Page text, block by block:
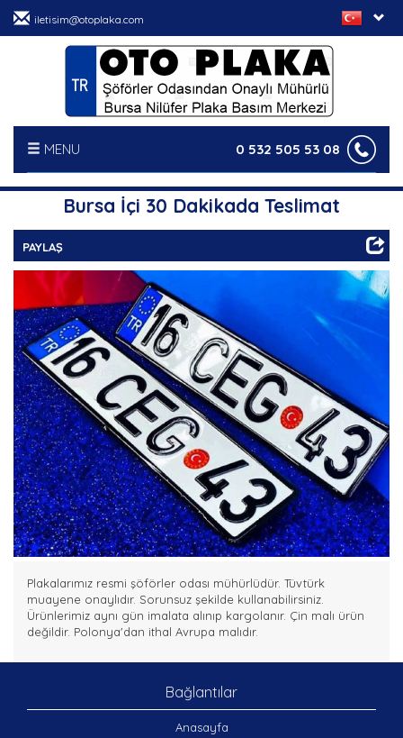
iletisim@otoplaka.com
MENU 0 532 505 53 08
ANASAYFA
HAKKIMIZDA
HİZMETLERİMİZ
HABERLER
FOTO GALERİ
İLETİŞİM
Bursa İçi 30 Dakikada Teslimat
PAYLAŞ
Plakalarımız resmi şöförler odası mühürlüdür. Tüvtürk
muayene onaylıdır. Sorunsuz şekilde kullanabilirsiniz.
Ürünlerimiz aynı gün imalata alınıp kargolanır. Çin malı ürün
değildir. Polonya'dan ithal Avrupa malıdır.
Bağlantılar
Anasayfa